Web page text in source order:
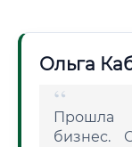
Ольга
Прошла
бизнес.